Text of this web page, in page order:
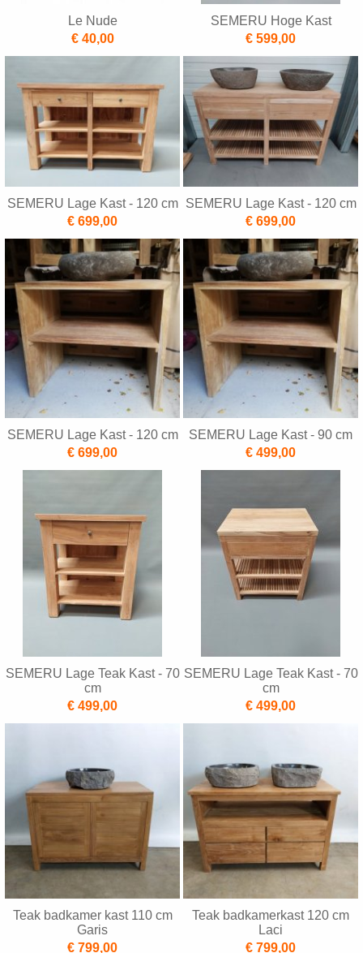
Le Nude
€ 40,00
SEMERU Hoge Kast
€ 599,00
SEMERU Lage Kast - 120 cm
€ 699,00
SEMERU Lage Kast - 120 cm
€ 699,00
SEMERU Lage Kast - 120 cm
€ 699,00
SEMERU Lage Kast - 90 cm
€ 499,00
SEMERU Lage Teak Kast - 70
cm
€ 499,00
SEMERU Lage Teak Kast - 70
cm
€ 499,00
Teak badkamer kast 110 cm
Garis
€ 799,00
Teak badkamerkast 120 cm
Laci
€ 799,00